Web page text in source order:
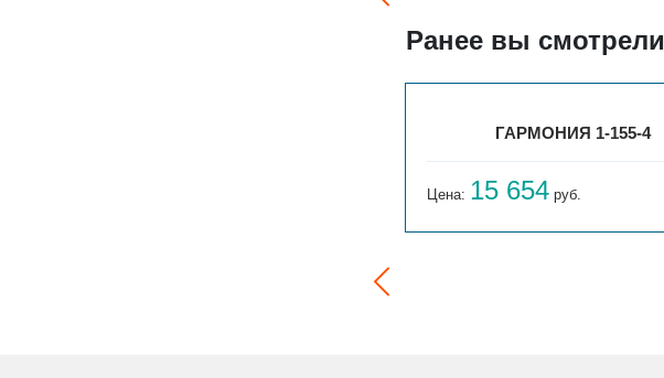
Ранее вы смотрели
ГАРМОНИЯ 1-155-4
Цена: 15 654 руб.